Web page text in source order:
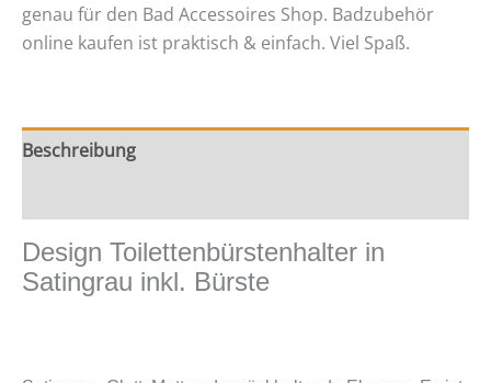
genau für den Bad Accessoires Shop. Badzubehör
online kaufen ist praktisch & einfach. Viel Spaß.
Beschreibung
Design Toilettenbürstenhalter in
Satingrau inkl. Bürste